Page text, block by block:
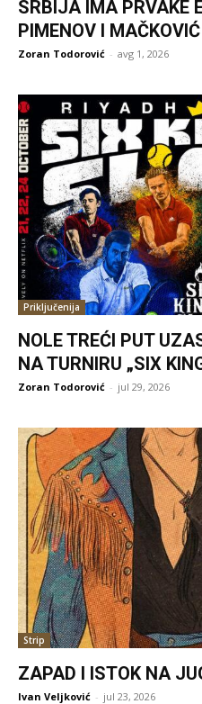
SRBIJA IMA PRVAKE
PIMENOV I
Zoran Todorović - avg 1, 2026
Priključenija
NOLE TREĆI PUT
NA TURNIRU „SIX
Zoran Todorović - jul 29, 2026
Strip
ZAPAD I ISTOK NA
Ivan Veljković - jul 23, 2026